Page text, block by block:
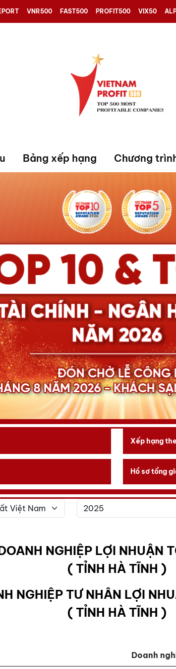
VNR500 FAST500 PROFIT500 VIX50
Bảng xếp hạng Chương
Xếp hạng
Hồ sơ tổng
NGHIỆP LỢI NHUẬN
( TỈNH HÀ TĨNH )
NGHIỆP TƯ NHÂN LỢI
( TỈNH HÀ TĨNH )
Doanh